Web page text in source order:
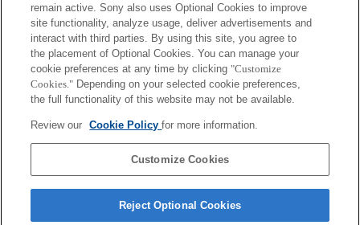
Finns med adapter.
Bländarens funktionsljud spelas in med den interna mikrofonen.
Outside the A (Aperture priority), S (Shutter priority), and M (Manual) modes, the
shutter speed and the aperture can not be adjusted during the movie recording.
Om [A-objektivet] sätts fast med monteringsadaptern fungerar inte funktionen MF
Assist automatiskt när du vrider på fokusringen. Du kan förstora bilden genom att
välja funktionen Focus Magnifier [Fokusförstoring] eller funktionen [MF Assist] till
Pekskärmsslutaren fungerar inte.
Den maximala tagningshastigheten med kontinuerlig autofokus är 10 bilder per
sekund i AF-C-läget, och 17 bilder per sekund i AF-S-, DMF- och MF-läget.
remain active. Sony also uses Optional Cookies to improve
site functionality, analyze usage, deliver advertisements and
interact with third parties. By using this site, you agree to
the placement of Optional Cookies. You can manage your
cookie preferences at any time by clicking "Customize
Cookies." Depending on your selected cookie preferences,
the full functionality of this website may not be available.
Review our Cookie Policyfor more information.
Customize Cookies
Reject Optional Cookies